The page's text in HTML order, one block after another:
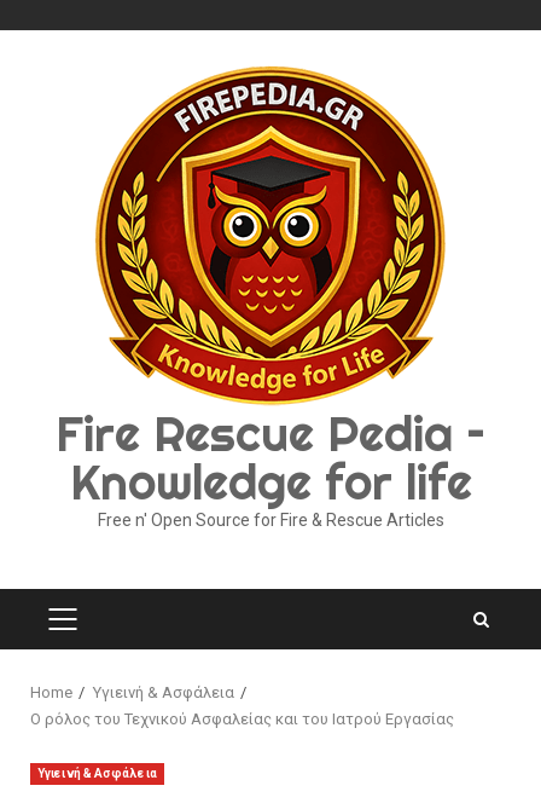
Fire Rescue Pedia –
Knowledge for life
Free n' Open Source for Fire & Rescue Articles
PRIMARY
Home
Υγιεινή & Ασφάλεια
Ο ρόλος του Τεχνικού Ασφαλείας και του Ιατρού Εργασίας
Υγιεινή & Ασφάλεια